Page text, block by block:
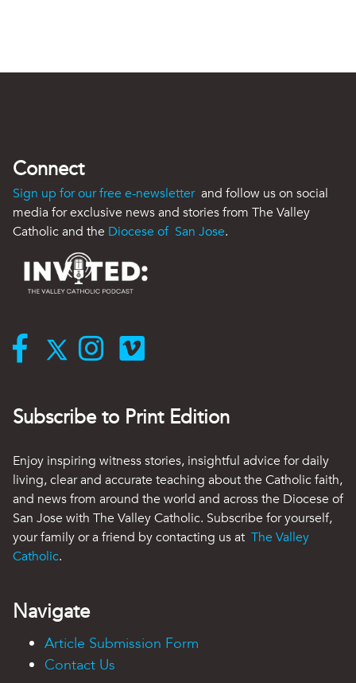
Connect
Sign up for our free e-newsletter and follow us on social
media for exclusive news and stories from The Valley
Catholic and the Diocese of San Jose.
Subscribe to Print Edition
Enjoy inspiring witness stories, insightful advice for daily
living, clear and accurate teaching about the Catholic faith,
and news from around the world and across the Diocese of
San Jose with The Valley Catholic. Subscribe for yourself,
your family or a friend by contacting us at The Valley
Catholic.
Navigate
Article Submission Form
Contact Us